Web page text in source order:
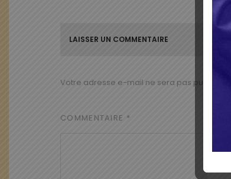
LAISSER UN COMMENTAIRE
Votre adresse e-mail ne sera pas publiée.
COMMENTAIRE *